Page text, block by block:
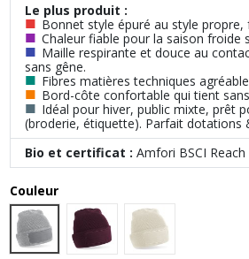
Le plus produit :
■ Bonnet style épuré au style propre,
■ Chaleur fiable pour la saison froide
■ Maille respirante et douce au
sans gêne.
■ Fibres matières techniques
■ Bord-côte confortable qui tient
■ Idéal pour hiver, public mixte, prêt
(broderie, étiquette). Parfait dotations
Bio et certificat : Amfori BSCI Reach
Couleur
Heather Grey
Burgundy Almond